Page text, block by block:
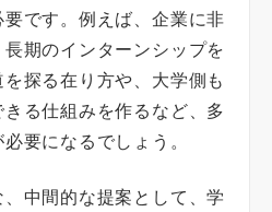
です。例えば、企業に非
期のインターンシップを
探る在り方や、大学側も
る仕組みを作るなど、多
要になるでしょう。
中間的な提案として、学